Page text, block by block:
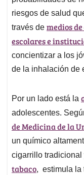
riesgos de salud
través de medios
escolares e
concientizar a los
de la inhalación de
Por un lado está la
adolescentes.
de Medicina de la
un químico
cigarrillo tradicional
tabaco, estimula la